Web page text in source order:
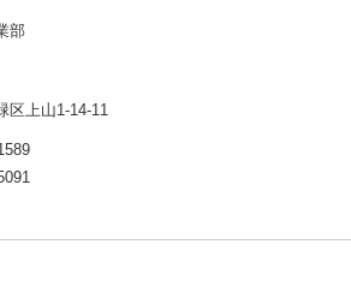
部
区上山1-14-11